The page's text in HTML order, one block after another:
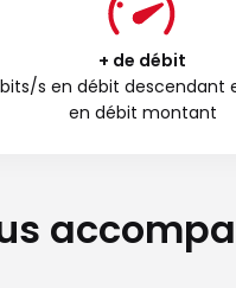
+ de débit
s en débit descendant
en débit montant